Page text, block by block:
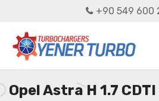
+90 549 600
Opel Astra H 1.7